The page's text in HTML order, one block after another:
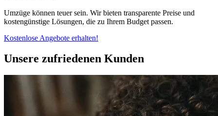
Umzüge können teuer sein. Wir bieten transparente Preise und
kostengünstige Lösungen, die zu Ihrem Budget passen.
Kostenlose Angebote erhalten!
Unsere zufriedenen Kunden